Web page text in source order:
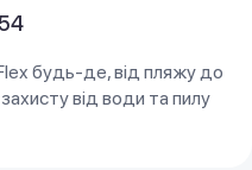
будь-де, від пляжу до
від води та пилу